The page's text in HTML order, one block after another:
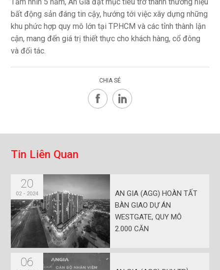
bất động sản đáng tin cậy, hướng tới việc xây dựng những
khu phức hợp quy mô lớn tại TP.HCM và các tỉnh thành lận
cận, mang đến giá trị thiết thực cho khách hàng, cổ đông
và đối tác.
CHIA SẺ
Tin Liên Quan
20
02 - 2024
AN GIA (AGG) HOÀN TẤT
BÀN GIAO DỰ ÁN
WESTGATE, QUY MÔ
2.000 CĂN
06